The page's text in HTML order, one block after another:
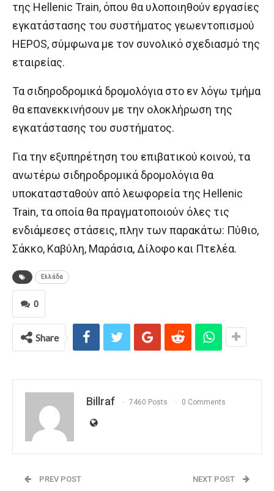
της Hellenic Train, όπου θα υλοποιηθούν εργασίες
εγκατάστασης του συστήματος γεωεντοπισμού
HEPOS, σύμφωνα με τον συνολικό σχεδιασμό της
εταιρείας.
Τα σιδηροδρομικά δρομολόγια στο εν λόγω τμήμα
θα επανεκκινήσουν με την ολοκλήρωση της
εγκατάστασης του συστήματος.
Για την εξυπηρέτηση του επιβατικού κοινού, τα
ανωτέρω σιδηροδρομικά δρομολόγια θα
υποκατασταθούν από λεωφορεία της Hellenic
Train, τα οποία θα πραγματοποιούν όλες τις
ενδιάμεσες στάσεις, πλην των παρακάτω: Πύθιο,
Σάκκο, Καβύλη, Μαράσια, Δίλοφο και Πτελέα.
Ελλάδα
0
Share
Billraf 7460 Posts 0 Comments
PREV POST NEXT POST